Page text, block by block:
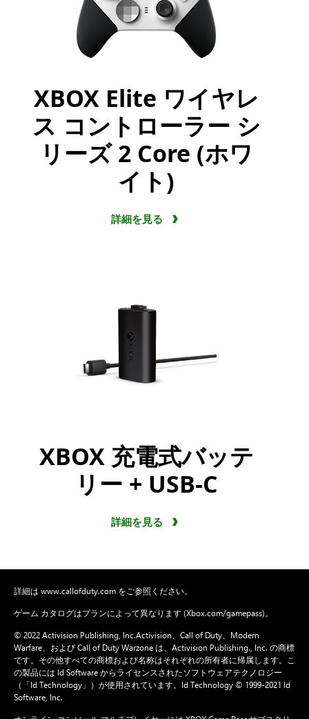
XBOX Elite ワイヤレ
ス コントローラー シ
リーズ 2 Core (ホワ
イト)
XBOX 充電式バッテ
リー + USB-C
© 2022 Activision Publishing, Inc.Activision、Call of Duty、Modern
Warfare、および Call of Duty Warzone は、Activision Publishing., Inc. の商標
です。その他すべての商標および名称はそれぞれの所有者に帰属します。こ
の製品には Id Software からライセンスされたソフトウェアテクノロジー
（「Id Technology」）が使用されています。Id Technology © 1999-2021 Id